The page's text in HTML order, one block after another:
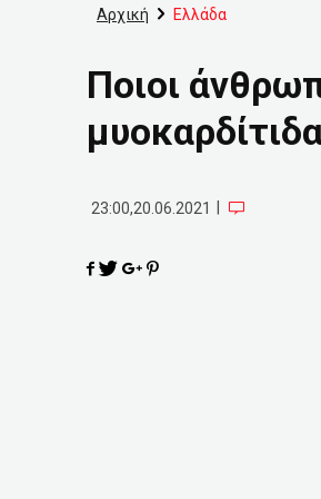
Αρχική Ελλάδα
Ποιοι
23:00,20.06.2021